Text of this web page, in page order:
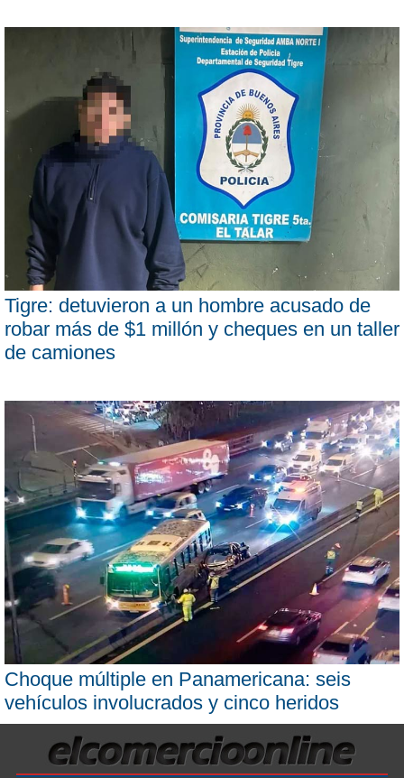
Tigre: detuvieron a un hombre acusado de
robar más de $1 millón y cheques en un taller
de camiones
Choque múltiple en Panamericana: seis
vehículos involucrados y cinco heridos